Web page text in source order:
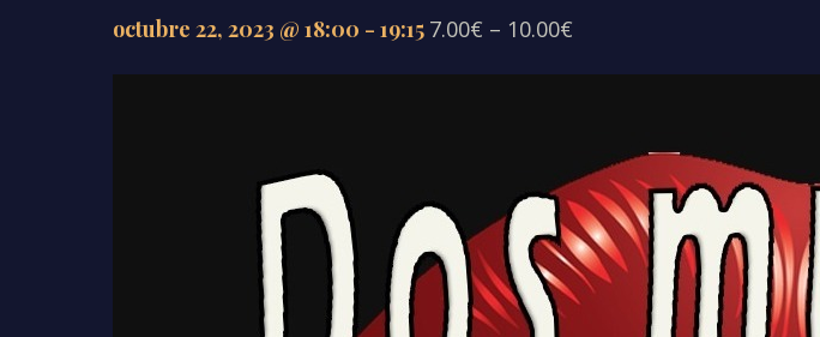
octubre 22, 2023 @ 18:00 -19:15 7.00€ – 10.00€